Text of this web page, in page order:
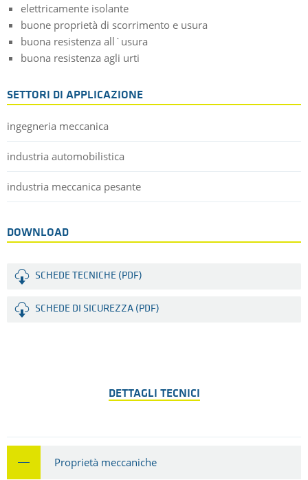
elettricamente isolante
buone proprietà di scorrimento e usura
buona resistenza all`usura
buona resistenza agli urti
SETTORI DI APPLICAZIONE
ingegneria meccanica
industria automobilistica
industria meccanica pesante
DOWNLOAD
SCHEDE TECNICHE (PDF)
SCHEDE DI SICUREZZA (PDF)
DETTAGLI TECNICI
Proprietà meccaniche